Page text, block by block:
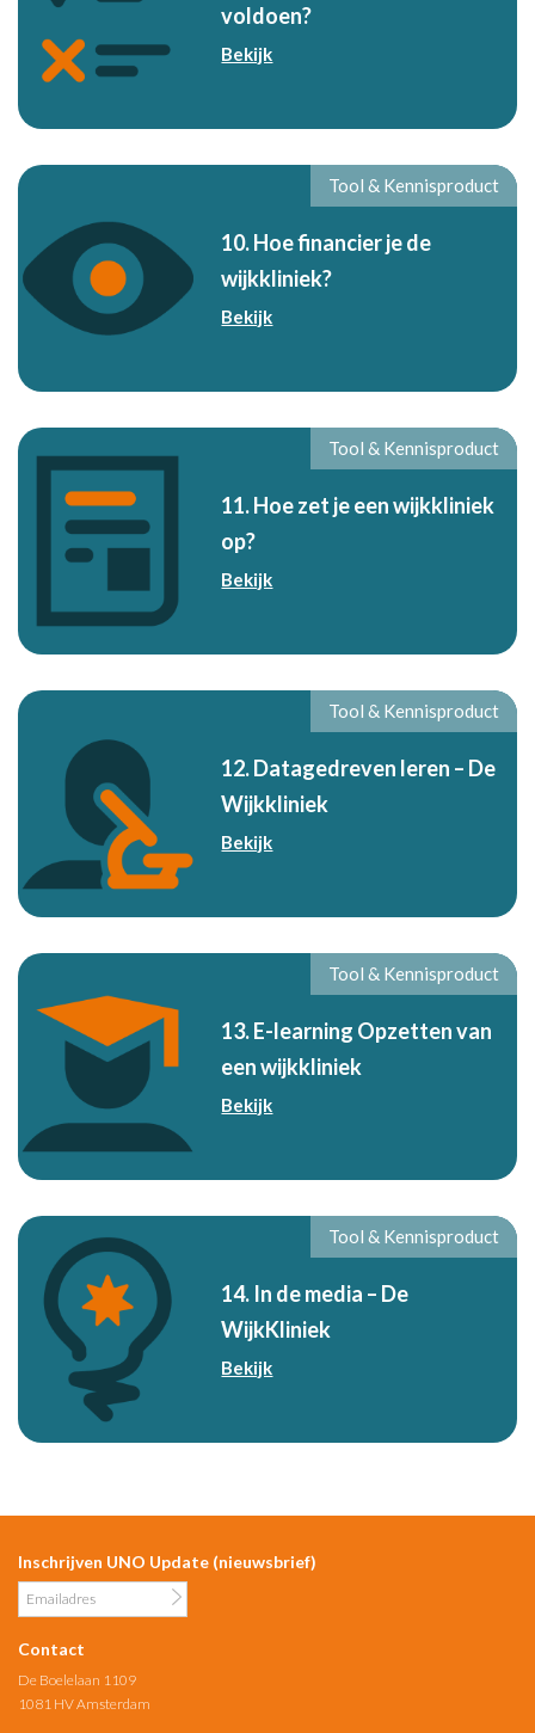
voldoen?
Bekijk
10. Hoe financier je de
wijkkliniek?
Bekijk
Tool & Kennisproduct
11. Hoe zet je een wijkkliniek
op?
Bekijk
Tool & Kennisproduct
12. Datagedreven leren – De
Wijkkliniek
Bekijk
Tool & Kennisproduct
13. E-learning Opzetten van
een wijkkliniek
Bekijk
Tool & Kennisproduct
14. In de media – De
WijkKliniek
Bekijk
Tool & Kennisproduct
Inschrijven UNO Update (nieuwsbrief)
Contact
De Boelelaan 1109
1081 HV Amsterdam